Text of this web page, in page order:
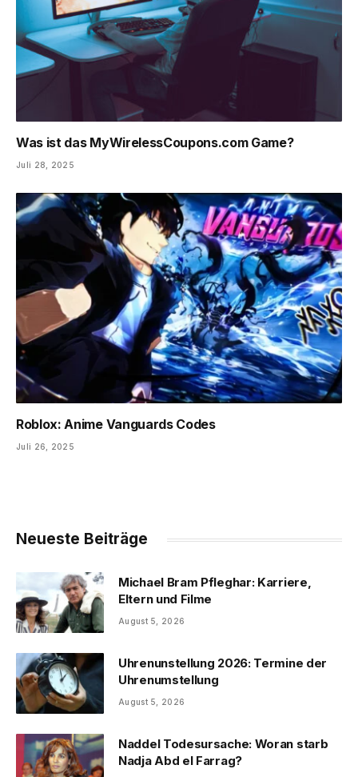
Was ist das MyWirelessCoupons.com Game?
Juli 28, 2025
Roblox: Anime Vanguards Codes
Juli 26, 2025
Neueste Beiträge
Michael Bram Pfleghar: Karriere,
Eltern und Filme
August 5, 2026
Uhrenunstellung 2026: Termine der
Uhrenumstellung
August 5, 2026
Naddel Todesursache: Woran starb
Nadja Abd el Farrag?